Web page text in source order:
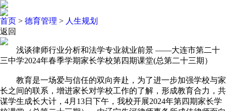
首页 > 德育管理 > 人生规划
返回
浅谈律师行业分析和法学专业就业前景 ——大连市第二十
三中学2024年春季学期家长学校第四期课堂(总第二十三期）
教育是一场爱与信任的双向奔赴，为了进一步加强学校与家
长之间的联系，增进家长对学校工作的了解，形成教育合力，共
谋学生成长大计，4月13日下午，我校开展2024年第四期家长学